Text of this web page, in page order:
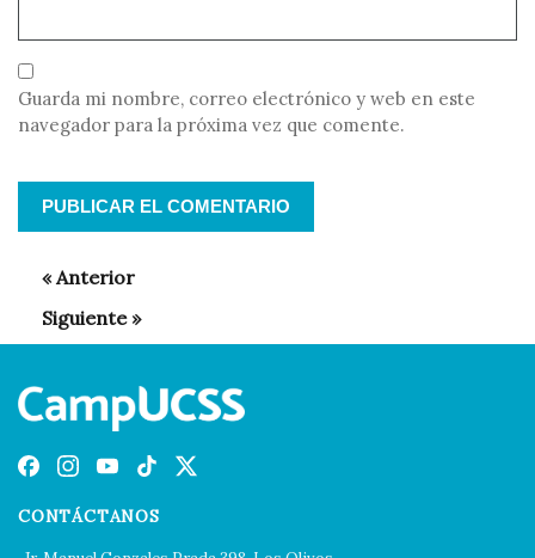
Guarda mi nombre, correo electrónico y web en este
navegador para la próxima vez que comente.
CONTÁCTANOS